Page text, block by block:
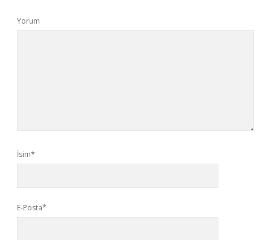
Yorum
İsim*
E-Posta*